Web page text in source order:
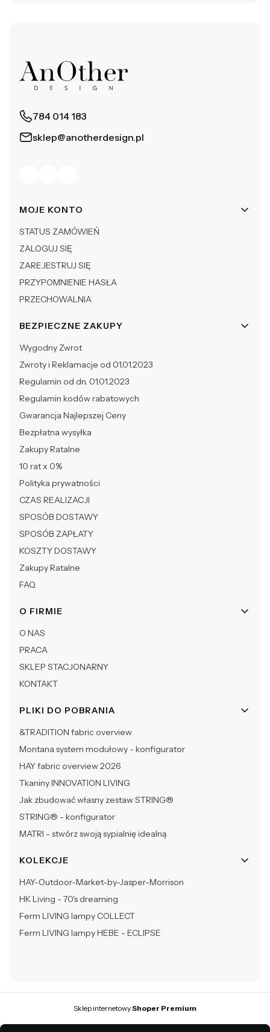
784 014 183
sklep@anotherdesign.pl
Linki w stopce
MOJE KONTO
STATUS ZAMÓWIEŃ
ZALOGUJ SIĘ
ZAREJESTRUJ SIĘ
PRZYPOMNIENIE HASŁA
PRZECHOWALNIA
BEZPIECZNE ZAKUPY
Wygodny Zwrot
Zwroty i Reklamacje od 01.01.2023
Regulamin od dn. 01.01.2023
Regulamin kodów rabatowych
Gwarancja Najlepszej Ceny
Bezpłatna wysyłka
Zakupy Ratalne
10 rat x 0%
Polityka prywatności
CZAS REALIZACJI
SPOSÓB DOSTAWY
SPOSÓB ZAPŁATY
KOSZTY DOSTAWY
Zakupy Ratalne
FAQ
O FIRMIE
O NAS
PRACA
SKLEP STACJONARNY
KONTAKT
PLIKI DO POBRANIA
&TRADITION fabric overview
Montana system modułowy - konfigurator
HAY fabric overview 2026
Tkaniny INNOVATION LIVING
Jak zbudować własny zestaw STRING®
STRING® - konfigurator
MATRI - stwórz swoją sypialnię idealną
KOLEKCJE
HAY-Outdoor-Market-by-Jasper-Morrison
HK Living - 70's dreaming
Ferm LIVING lampy COLLECT
Ferm LIVING lampy HEBE - ECLIPSE
Sklep internetowyShoper Premium